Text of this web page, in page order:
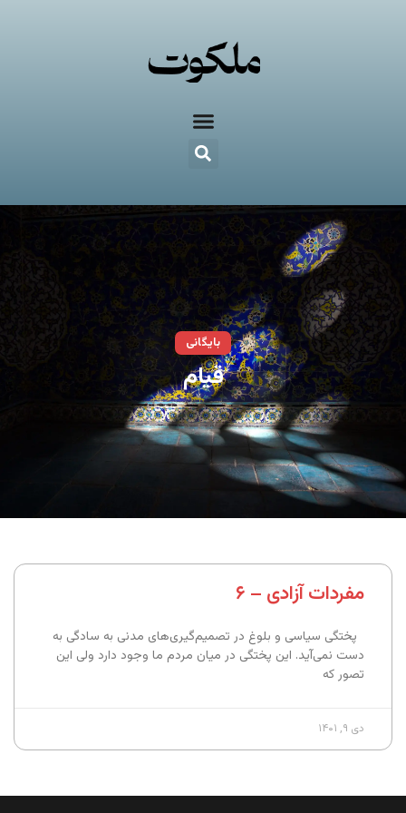
بایگانی
قيام
مفردات آزادی – ۶
پختگی سیاسی و بلوغ در تصمیم‌گیری‌های مدنی به سادگی به
دست نمی‌آید. این پختگی در میان مردم ما وجود دارد ولی این
تصور که
دی ۹, ۱۴۰۱